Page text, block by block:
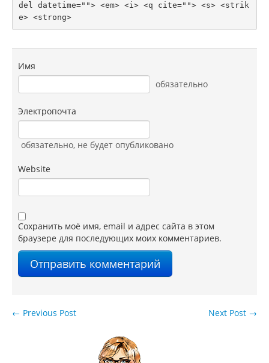
del datetime=""> <em> <i> <q cite=""> <s> <strik
e> <strong>
Имя
обязательно
Электропочта
обязательно, не будет опубликовано
Website
Сохранить моё имя, email и адрес сайта в этом
браузере для последующих моих комментариев.
Next Post →
← Previous Post